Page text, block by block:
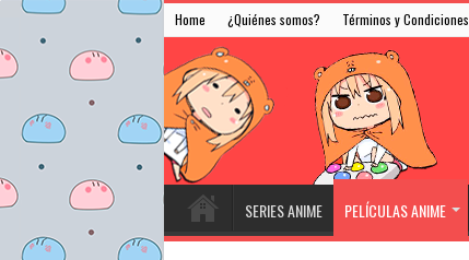
Home ¿Quiénes somos? Términos y Condiciones
SERIES ANIME PELÍCULAS ANIME